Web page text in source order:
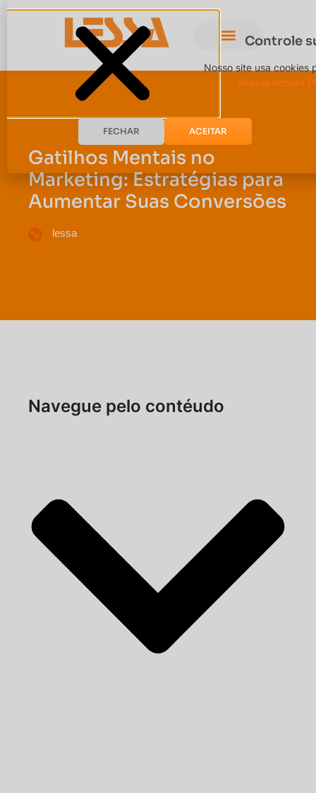
Gatilhos Mentais no
Marketing: Estratégias para
Aumentar Suas Conversões
lessa
Navegue pelo contéudo
Controle
Nosso site usa cookies
Acesse nossas
FECHAR ACEITAR